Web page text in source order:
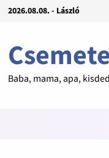
2026.08.08. - László
Baba, mama, apa,